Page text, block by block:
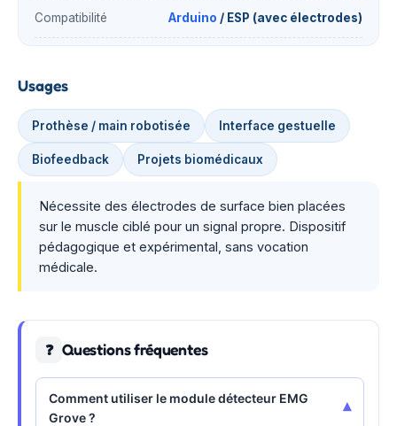
Compatibilité Arduino / ESP (avec électrodes)
Usages
Prothèse / main robotisée Interface gestuelle
Biofeedback Projets biomédicaux
Nécessite des électrodes de surface bien placées
sur le muscle ciblé pour un signal propre. Dispositif
pédagogique et expérimental, sans vocation
médicale.
❓ Questions fréquentes
Comment utiliser le module détecteur EMG
Grove ?
▾